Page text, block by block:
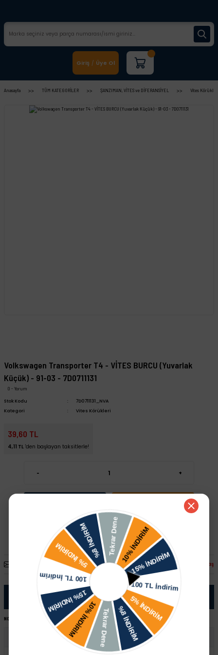
Giriş / Üye Ol
Anasayfa TÜM KATEGORİLER ŞANZIMAN, VİTES ve DİFERANSİYEL Vites Körükleri
Volkswagen Transporter T4 - VİTES BURCU (Yuvarlak
Küçük) - 91-03 - 7D0711131
0 - Yorum
Stok Kodu
7D0711131_NVA
Kategori
Vites Körükleri
39,60 TL
4,11 TL 'den başlayan taksitlerle!
- +
Arkadaşına Öner Fiyatı Düşünce Haber Ver Paylaş
Ürün Bilgisi
NOT: Ürünü satın almadan önce şase numaranız ile sipariş hattımızdan kontrol ettirmeniz tavsiye edilir.
Volkswagen